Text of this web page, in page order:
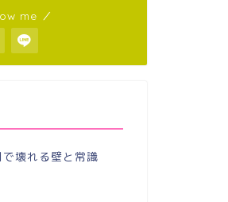
me ／
で壊れる壁と常識